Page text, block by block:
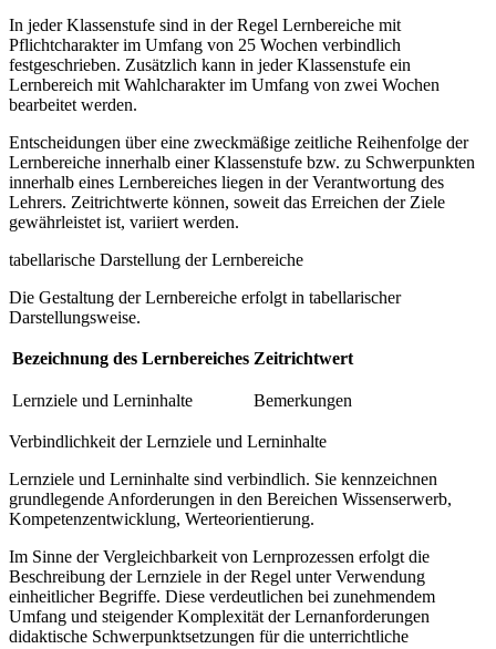
In jeder Klassenstufe sind in der Regel Lernbereiche mit
Pflichtcharakter im Umfang von 25 Wochen verbindlich
festgeschrieben. Zusätzlich kann in jeder Klassenstufe ein
Lernbereich mit Wahlcharakter im Umfang von zwei Wochen
bearbeitet werden.
Entscheidungen über eine zweckmäßige zeitliche Reihenfolge der
Lernbereiche innerhalb einer Klassenstufe bzw. zu Schwerpunkten
innerhalb eines Lernbereiches liegen in der Verantwortung des
Lehrers. Zeitrichtwerte können, soweit das Erreichen der Ziele
gewährleistet ist, variiert werden.
tabellarische Darstellung der Lernbereiche
Die Gestaltung der Lernbereiche erfolgt in tabellarischer
Darstellungsweise.
Bezeichnung des Lernbereiches Zeitrichtwert
Lernziele und Lerninhalte Bemerkungen
Verbindlichkeit der Lernziele und Lerninhalte
Lernziele und Lerninhalte sind verbindlich. Sie kennzeichnen
grundlegende Anforderungen in den Bereichen Wissenserwerb,
Kompetenzentwicklung, Werteorientierung.
Im Sinne der Vergleichbarkeit von Lernprozessen erfolgt die
Beschreibung der Lernziele in der Regel unter Verwendung
einheitlicher Begriffe. Diese verdeutlichen bei zunehmendem
Umfang und steigender Komplexität der Lernanforderungen
didaktische Schwerpunktsetzungen für die unterrichtliche